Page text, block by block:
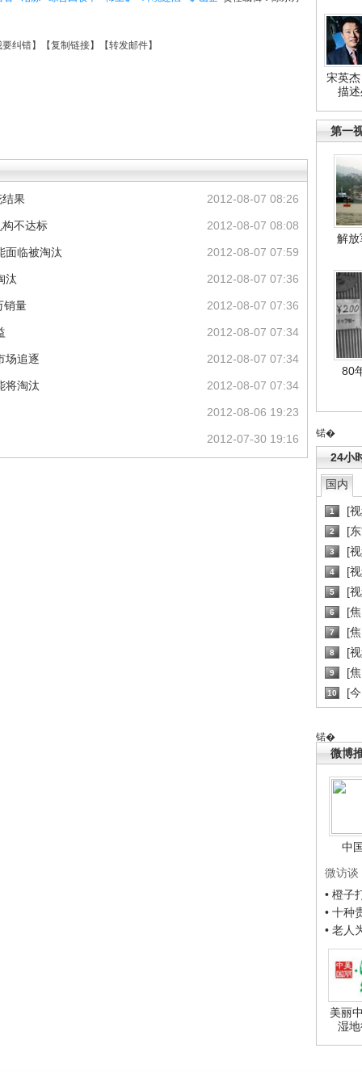
宋英
描
第一
解放
80
锘�
24小
国内
1 [
2 [
3 [
4 [
5 [
6 [
7 [
8 [
9 [
10 [
锘�
微博
中
微访谈
• 橙子
• 十种
• 老人
美丽
湿
要纠错】【复制链接】【转发邮件】
2012-08-07 08:26
结果
2012-08-07 08:08
不达标
2012-08-07 07:59
面临被淘汰
2012-08-07 07:36
汰
2012-08-07 07:36
销量
2012-08-07 07:34
2012-08-07 07:34
场追逐
2012-08-07 07:34
将淘汰
2012-08-06 19:23
2012-07-30 19:16